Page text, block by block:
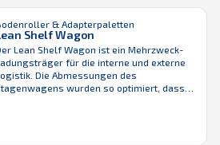
für 360-Grad-Drehungen mit 6 Rädern
werden. Er ist auch mit einem
& Adapterpaletten
Shelf Wagon
Lean Shelf Wagon ist ein Mehrzweck-
für die interne und externe
Die Abmessungen des
wurden so optimiert, dass